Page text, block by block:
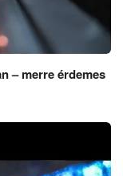
– merre érdemes